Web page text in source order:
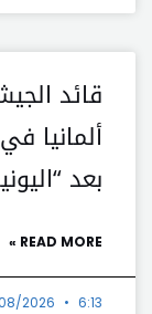
قائد
ألمانيا
بعد
READ MORE »
2026 6:13 م